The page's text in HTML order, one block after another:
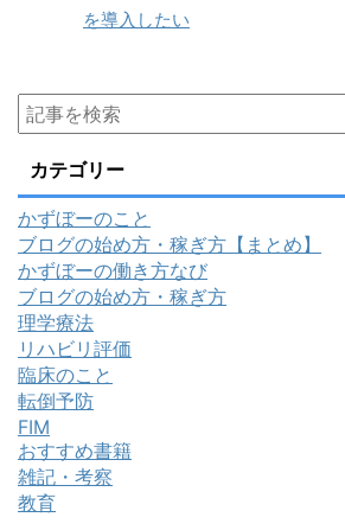
を導入したい
カテゴリー
かずぼーのこと
ブログの始め方・稼ぎ方【まとめ】
かずぼーの働き方なび
ブログの始め方・稼ぎ方
理学療法
リハビリ評価
臨床のこと
転倒予防
FIM
おすすめ書籍
雑記・考察
教育